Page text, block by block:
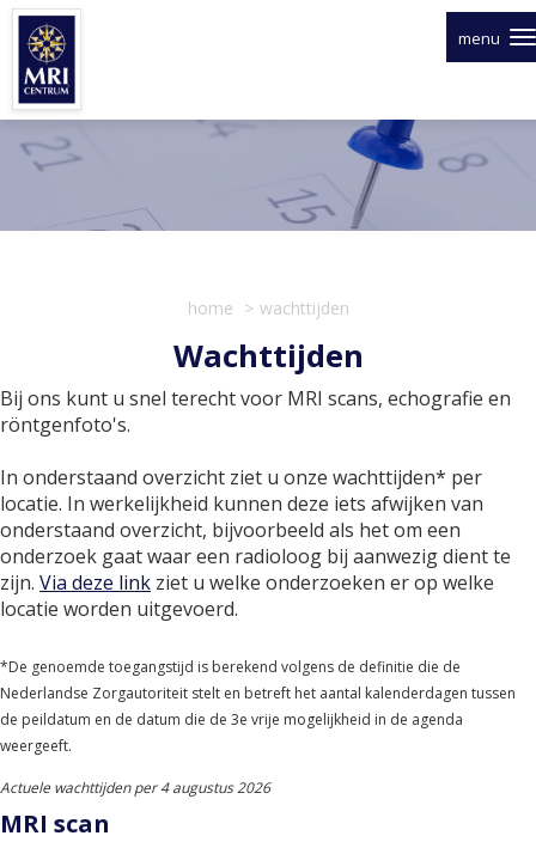
Overslaan
naar
inhoud
gaan
menu
home wachttijden
Wachttijden
Bij ons kunt u snel terecht voor MRI scans, echografie en
röntgenfoto's.
In onderstaand overzicht ziet u onze wachttijden* per
locatie. In werkelijkheid kunnen deze iets afwijken van
onderstaand overzicht, bijvoorbeeld als het om een
onderzoek gaat waar een radioloog bij aanwezig dient te
zijn. Via deze link ziet u welke onderzoeken er op welke
locatie worden uitgevoerd.
*De genoemde toegangstijd is berekend volgens de definitie die de
Nederlandse Zorgautoriteit stelt en betreft het aantal kalenderdagen tussen
de peildatum en de datum die de 3e vrije mogelijkheid in de agenda
weergeeft.
Actuele wachttijden per 4 augustus 2026
MRI scan